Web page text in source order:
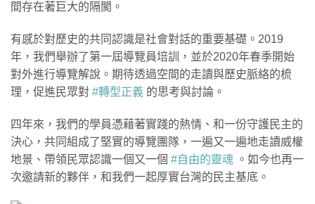
間存在著巨大的隔閡。
有感於對歷史的共同認識是社會對話的重要基礎。2019
年，我們舉辦了第一屆導覽員培訓，並於2020年春季開始
對外進行導覽解說。期待透過空間的走讀與歷史脈絡的梳
理，促進民眾對 #轉型正義 的思考與討論。
四年來，我們的學員憑藉著實踐的熱情、和一份守護民主的
決心，共同組成了堅實的導覽團隊，一遍又一遍地走讀威權
地景、帶領民眾認識一個又一個 #自由的靈魂 。如今也再一
次邀請新的夥伴，和我們一起厚實台灣的民主基底。